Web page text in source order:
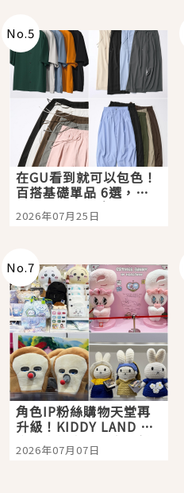
No.5
在GU看到就可以包色！
百搭基礎單品 6選，閉
眼全收也不心疼
2026年07月25日
No.7
角色IP粉絲購物天堂再
升級！KIDDY LAND 原
宿店吉伊卡哇迎客，新
開幕 OMOKADO 店3分
2026年07月07日